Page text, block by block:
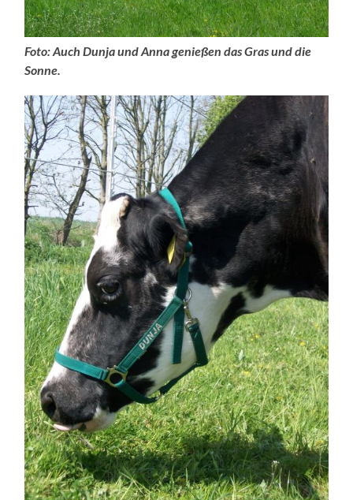
Foto: Auch Dunja und Anna genießen das Gras und die
Sonne.